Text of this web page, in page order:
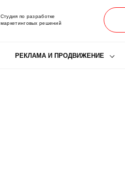
Студия по разработке
маркетинговых решений
РЕКЛАМА И ПРОДВИЖЕНИЕ